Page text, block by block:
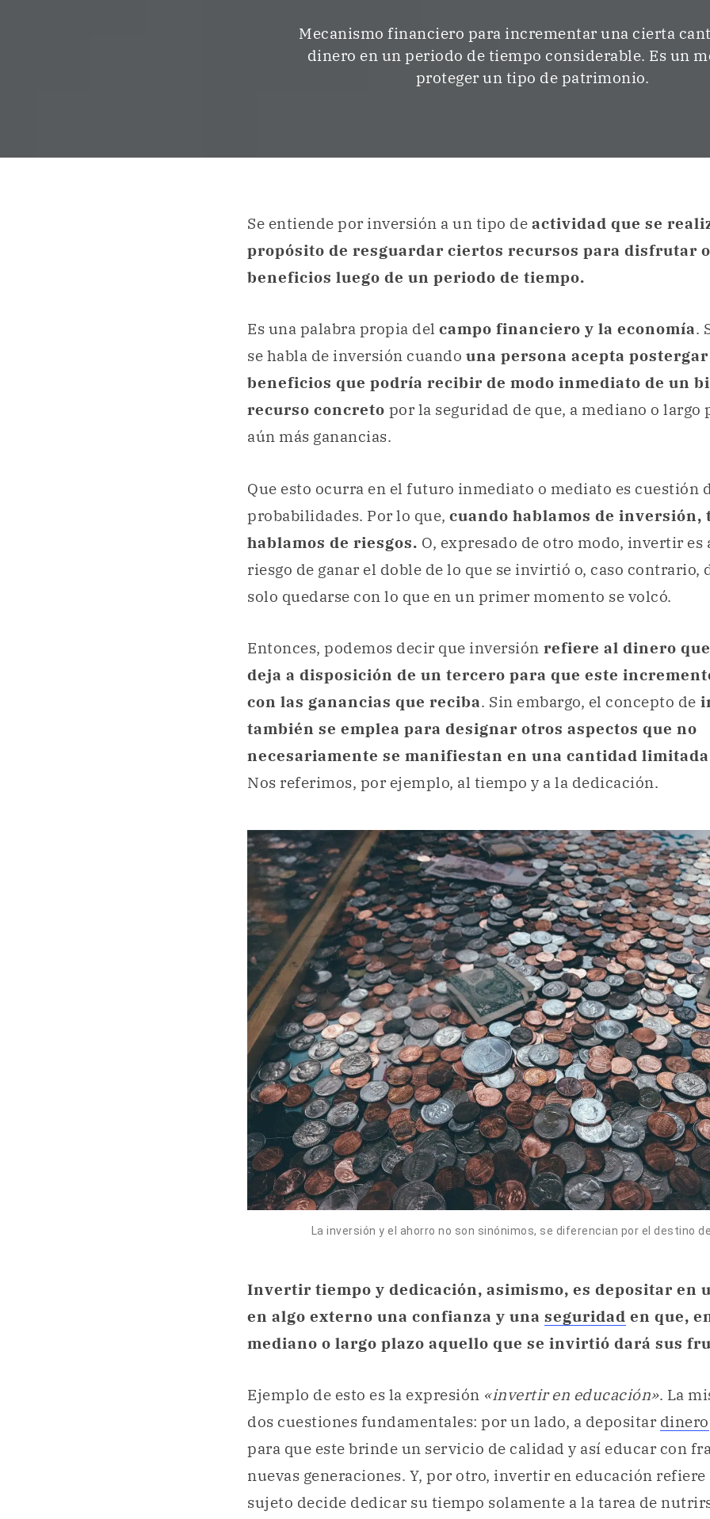
Mecanismo financiero para incrementar una cierta
dinero en un periodo de tiempo considerable. Es un
proteger un tipo de patrimonio.
Se entiende por inversión a un tipo de actividad que se
propósito de resguardar ciertos recursos para disfrutar
beneficios luego de un periodo de tiempo.
Es una palabra propia del campo financiero y la economía.
se habla de inversión cuando una persona acepta
beneficios que podría recibir de modo inmediato de un
recurso concreto por la seguridad de que, a mediano o largo
aún más ganancias.
Que esto ocurra en el futuro inmediato o mediato es cuestión
probabilidades. Por lo que, cuando hablamos de inversión,
hablamos de riesgos. O, expresado de otro modo, invertir es
riesgo de ganar el doble de lo que se invirtió o, caso contrario,
solo quedarse con lo que en un primer momento se volcó.
Entonces, podemos decir que inversión refiere al dinero
deja a disposición de un tercero para que este
con las ganancias que reciba. Sin embargo, el concepto de
también se emplea para designar otros aspectos que no
necesariamente se manifiestan en una cantidad
Nos referimos, por ejemplo, al tiempo y a la dedicación.
La inversión y el ahorro no son sinónimos, se diferencian por el destino
Invertir tiempo y dedicación, asimismo, es depositar en
en algo externo una confianza y una seguridad en que,
mediano o largo plazo aquello que se invirtió dará sus
Ejemplo de esto es la expresión «invertir en educación». La
dos cuestiones fundamentales: por un lado, a depositar dinero
para que este brinde un servicio de calidad y así educar con
nuevas generaciones. Y, por otro, invertir en educación refiere
sujeto decide dedicar su tiempo solamente a la tarea de